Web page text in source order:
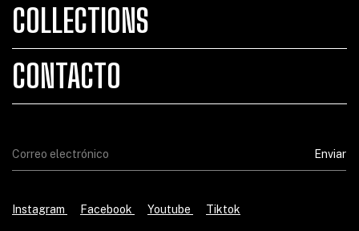
COLLECTIONS
CONTACTO
Instagram Facebook Youtube Tiktok